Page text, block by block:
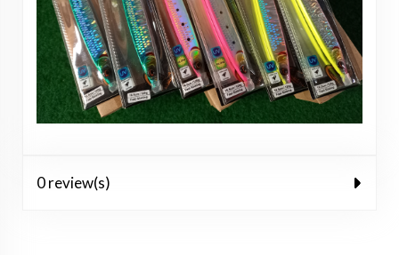
0 review(s)